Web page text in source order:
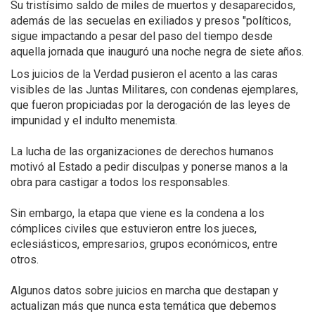
Su tristísimo saldo de miles de muertos y desaparecidos,
además de las secuelas en exiliados y presos "políticos,
sigue impactando a pesar del paso del tiempo desde
aquella jornada que inauguró una noche negra de siete años.
Los juicios de la Verdad pusieron el acento a las caras
visibles de las Juntas Militares, con condenas ejemplares,
que fueron propiciadas por la derogación de las leyes de
impunidad y el indulto menemista.
La lucha de las organizaciones de derechos humanos
motivó al Estado a pedir disculpas y ponerse manos a la
obra para castigar a todos los responsables.
Sin embargo, la etapa que viene es la condena a los
cómplices civiles que estuvieron entre los jueces,
eclesiásticos, empresarios, grupos económicos, entre
otros.
Algunos datos sobre juicios en marcha que destapan y
actualizan más que nunca esta temática que debemos